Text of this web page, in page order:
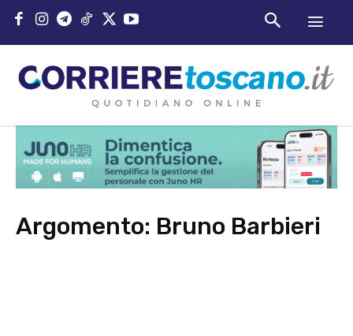
Argomento: Bruno Barbieri